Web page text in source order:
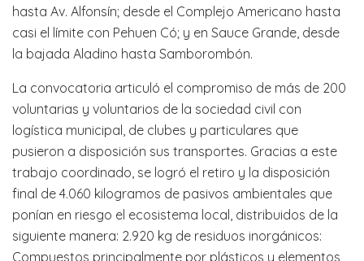
hasta Av. Alfonsín; desde el Complejo Americano hasta
casi el límite con Pehuen Có; y en Sauce Grande, desde
la bajada Aladino hasta Samborombón.
La convocatoria articuló el compromiso de más de 200
voluntarias y voluntarios de la sociedad civil con
logística municipal, de clubes y particulares que
pusieron a disposición sus transportes. Gracias a este
trabajo coordinado, se logró el retiro y la disposición
final de 4.060 kilogramos de pasivos ambientales que
ponían en riesgo el ecosistema local, distribuidos de la
siguiente manera: 2.920 kg de residuos inorgánicos:
Compuestos principalmente por plásticos y elementos